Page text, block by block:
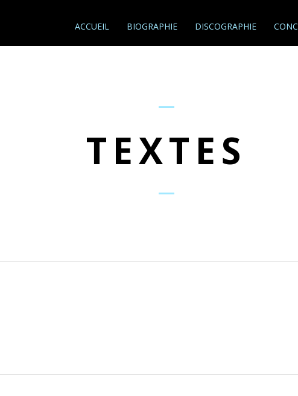
ACCUEIL BIOGRAPHIE DISCOGRAPHIE
TEXTES